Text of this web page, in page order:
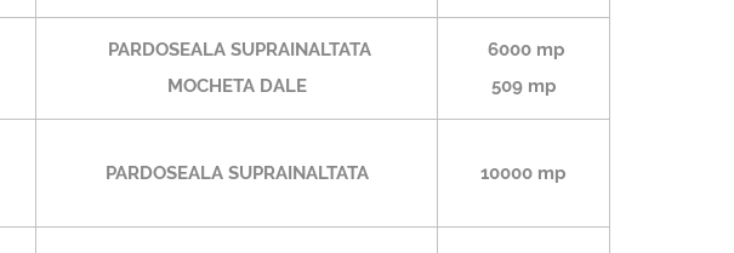
PARDOSEALA SUPRAINALTATA
MOCHETA DALE
6000 mp
509 mp
PARDOSEALA SUPRAINALTATA 10000 mp